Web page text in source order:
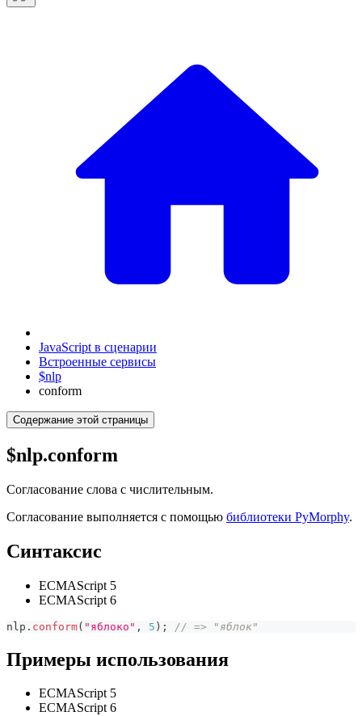
JavaScript в сценарии
Встроенные сервисы
$nlp
conform
Содержание этой страницы
$nlp.conform
Согласование слова с числительным.
Согласование выполняется с помощью библиотеки PyMorphy.
Синтаксис
ECMAScript 5
ECMAScript 6
nlp . conform( "яблоко" , 5 ) ; // => "яблок"
Примеры использования
ECMAScript 5
ECMAScript 6